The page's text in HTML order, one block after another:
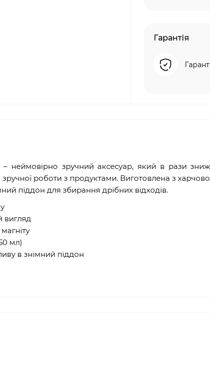
Гарантія
неймовірно зручний аксесуар, який в рази
роботи з продуктами. Виготовлена ​​з
піддон для збирання дрібних відходів.
вигляд
мл)
в знімний піддон